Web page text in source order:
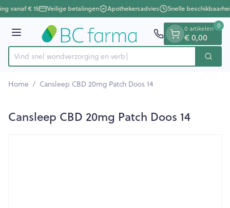
Ga naar de inhoud
1 van 1
vanaf € 15 Veilige betalingen Apothekersadvies Snelle
Menu
Product, merk, categorie...
Vind snel wondverzorging Zoek
0 artikelen
€ 0,00
0
Home / Cansleep CBD 20mg Patch Doos 14
Cansleep CBD 20mg Patch Doos 14